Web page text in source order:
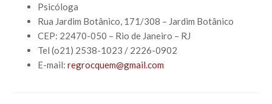
Psicóloga
Rua Jardim Botânico, 171/308 – Jardim Botânico
CEP: 22470-050 – Rio de Janeiro – RJ
Tel (o21) 2538-1023 / 2226-0902
E-mail:regrocquem@gmail.com